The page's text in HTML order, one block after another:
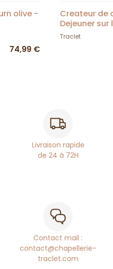
olive -
74,99 €
Createur de
Dejeuner sur
Traclet
Livraison rapide
de 24 à 72H
Contact mail :
contact@chapellerie-
traclet.com